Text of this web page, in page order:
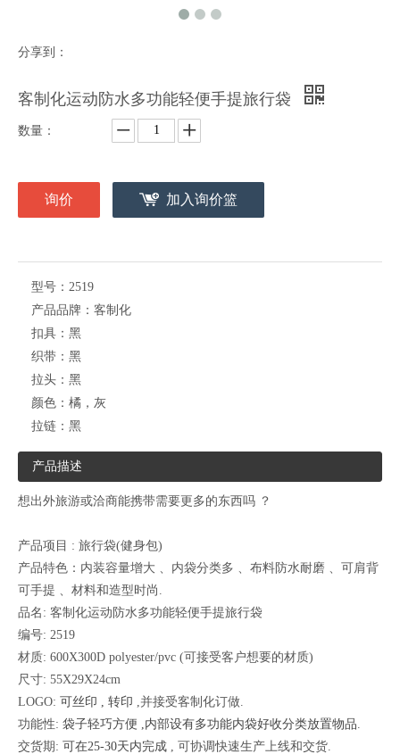
分享到：
客制化运动防水多功能轻便手提旅行袋
数量：
询价 加入询价篮
型号： 2519
产品品牌： 客制化
扣具： 黑
织带： 黑
拉头： 黑
颜色： 橘，灰
拉链： 黑
产品描述
想出外旅游或洽商能携带需要更多的东西吗 ？
产品项目 : 旅行袋(健身包)
产品特色：内装容量增大 、内袋分类多 、布料防水耐磨 、可肩背
可手提 、材料和造型时尚.
品名: 客制化运动防水多功能轻便手提旅行袋
编号: 2519
材质: 600X300D polyester/pvc (可接受客户想要的材质)
尺寸: 55X29X24cm
LOGO: 可丝印 , 转印 ,并接受客制化订做
功能性: 袋子轻巧方便 ,内部设有多功能内袋好收分类放置物品
交货期: 可在25-30天内完成 , 可协调快速生产上线和交货